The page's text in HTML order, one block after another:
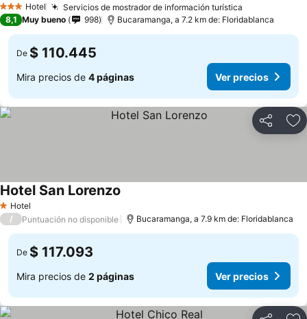
3 Estrellas
Hotel Servicios de mostrador de información turística
8,1 Muy bueno 998 Bucaramanga, a 7.2 km de: Floridablanca
De $ 110.445
Mira precios de 4 páginas Ver precios
Compartir
1 Estrellas
Hotel
Hotel San Lorenzo
/ Puntuación no disponible Bucaramanga, a 7.9 km de: Floridablanca
De $ 117.093
Mira precios de 2 páginas Ver precios